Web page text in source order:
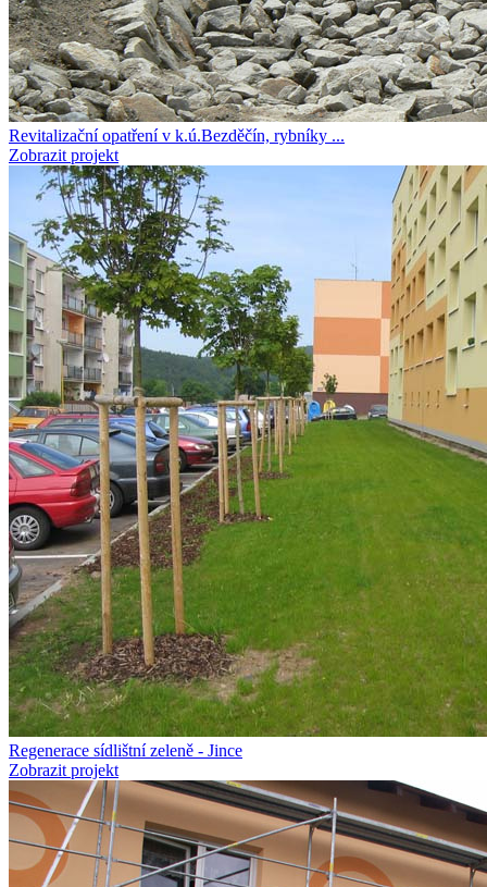
Revitalizační opatření v k.ú.Bezděčín, rybníky ...
Zobrazit projekt
Regenerace sídlištní zeleně - Jince
Zobrazit projekt